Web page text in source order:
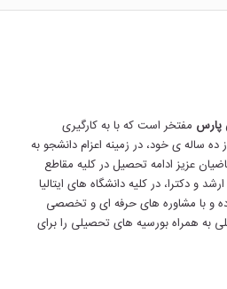
پارس مفتخر است که با به کارگیری
ساله ی خود، در زمینه اعزام دانشجو به
عزیز ادامه تحصیل در کلیه مقاطع
و دکترا، در کلیه دانشگاه های ایتالیا
و با مشاوره های حرفه ای و تخصصی
به همراه بورسیه های تحصیلی را برای